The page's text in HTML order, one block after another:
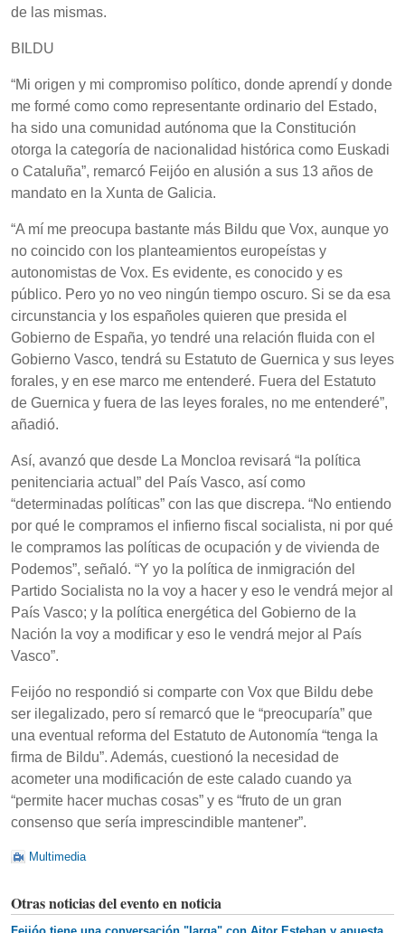
de las mismas.
BILDU
“Mi origen y mi compromiso político, donde aprendí y donde
me formé como como representante ordinario del Estado,
ha sido una comunidad autónoma que la Constitución
otorga la categoría de nacionalidad histórica como Euskadi
o Cataluña”, remarcó Feijóo en alusión a sus 13 años de
mandato en la Xunta de Galicia.
“A mí me preocupa bastante más Bildu que Vox, aunque yo
no coincido con los planteamientos europeístas y
autonomistas de Vox. Es evidente, es conocido y es
público. Pero yo no veo ningún tiempo oscuro. Si se da esa
circunstancia y los españoles quieren que presida el
Gobierno de España, yo tendré una relación fluida con el
Gobierno Vasco, tendrá su Estatuto de Guernica y sus leyes
forales, y en ese marco me entenderé. Fuera del Estatuto
de Guernica y fuera de las leyes forales, no me entenderé”,
añadió.
Así, avanzó que desde La Moncloa revisará “la política
penitenciaria actual” del País Vasco, así como
“determinadas políticas” con las que discrepa. “No entiendo
por qué le compramos el infierno fiscal socialista, ni por qué
le compramos las políticas de ocupación y de vivienda de
Podemos”, señaló. “Y yo la política de inmigración del
Partido Socialista no la voy a hacer y eso le vendrá mejor al
País Vasco; y la política energética del Gobierno de la
Nación la voy a modificar y eso le vendrá mejor al País
Vasco”.
Feijóo no respondió si comparte con Vox que Bildu debe
ser ilegalizado, pero sí remarcó que le “preocuparía” que
una eventual reforma del Estatuto de Autonomía “tenga la
firma de Bildu”. Además, cuestionó la necesidad de
acometer una modificación de este calado cuando ya
“permite hacer muchas cosas” y es “fruto de un gran
consenso que sería imprescindible mantener”.
Multimedia
Otras noticias del evento en noticia